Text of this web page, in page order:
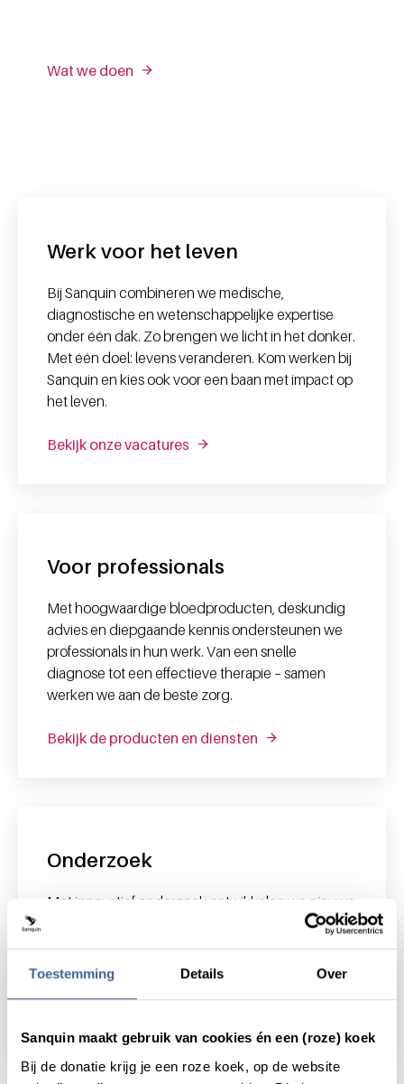
Toestemming Details Over
Sanquin maakt gebruik van cookies én een (roze) koek
Bij de donatie krijg je een roze koek, op de website
Wat we doen
Werk voor het leven
Bij Sanquin combineren we medische,
diagnostische en wetenschappelijke expertise
onder één dak. Zo brengen we licht in het donker.
Met één doel: levens veranderen. Kom werken bij
Sanquin en kies ook voor een baan met impact op
het leven.
Bekijk onze vacatures
Voor professionals
Met hoogwaardige bloedproducten, deskundig
advies en diepgaande kennis ondersteunen we
professionals in hun werk. Van een snelle
diagnose tot een effectieve therapie – samen
werken we aan de beste zorg.
Bekijk de producten en diensten
Onderzoek
Met innovatief onderzoek ontwikkelen we nieuwe
diagnostiek en behandelingen voor bloedziektes
waar nu nog geen oplossing voor is. Wat we
vandaag ontdekken is morgen van levensbelang.